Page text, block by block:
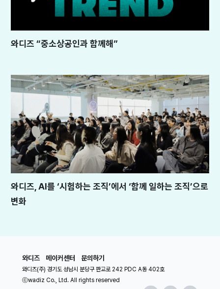
와디즈 “중소상공인과 함께해”
와디즈, AI를 ‘시험하는 조직’에서 ‘함께 일하는 조직’으로
변화
와디즈 메이커센터 문의하기
와디즈(주) 경기도 성남시 분당구 판교로 242 PDC A동 402호
ⓒwadiz Co., Ltd. All rights reserved